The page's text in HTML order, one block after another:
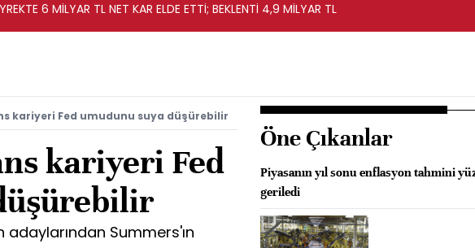
6 MİLYAR TL NET KAR ELDE ETTİ; BEKLENTİ 4,9 MİLYAR TL
kariyeri Fed umudunu suya düşürebilir
kariyeri Fed
Summers'ın
Öne Çıkanlar
Piyasanın yıl sonu enflasyon tahmini
geriledi